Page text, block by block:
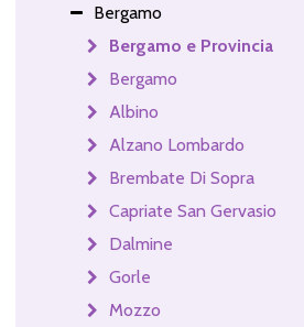
Bergamo
Bergamo e Provincia
Bergamo
Albino
Alzano Lombardo
Brembate Di Sopra
Capriate San Gervasio
Dalmine
Gorle
Mozzo